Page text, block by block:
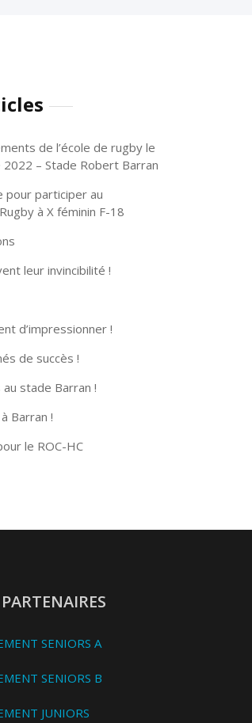
de l’école de rugby le
– Stade Robert Barran
pour participer au
à X féminin F-18
leur invincibilité !
d’impressionner !
de succès !
stade Barran !
Barran !
le ROC-HC
SENIORS A
SENIORS B
JUNIORS